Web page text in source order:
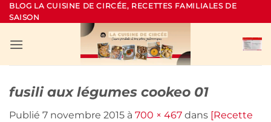
Passer
au
BLOG LA CUISINE DE CIRCÉE, RECETTES FAMILIALES DE
SAISON
fusili aux légumes cookeo 01
Publié 7 novembre 2015 à 700 × 467 dans [Recette